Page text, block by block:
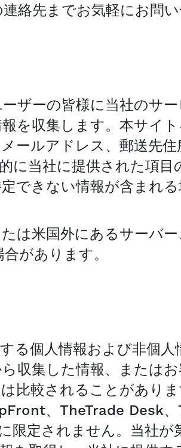
絡先までお気軽にお問い
ザーの皆様に当社のサ
を収集します。本サイ
ールアドレス、郵送先住
に当社に提供された項目
できない情報が含まれる
は米国外にあるサーバー
があります。
る個人情報および非個
収集した情報、または
比較されることがあり
、TheTrade Desk
定されません。当社が